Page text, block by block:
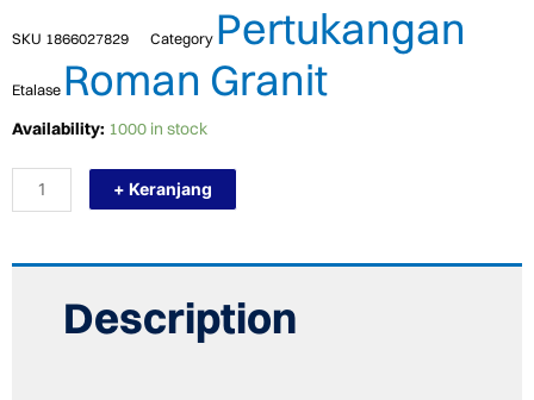
SKU 1866027829 Category Pertukangan
Etalase Roman Granit
Availability: 1000 in stock
TERMURAH
GRANIT
X
MACHIATO
+ Keranjang
Description